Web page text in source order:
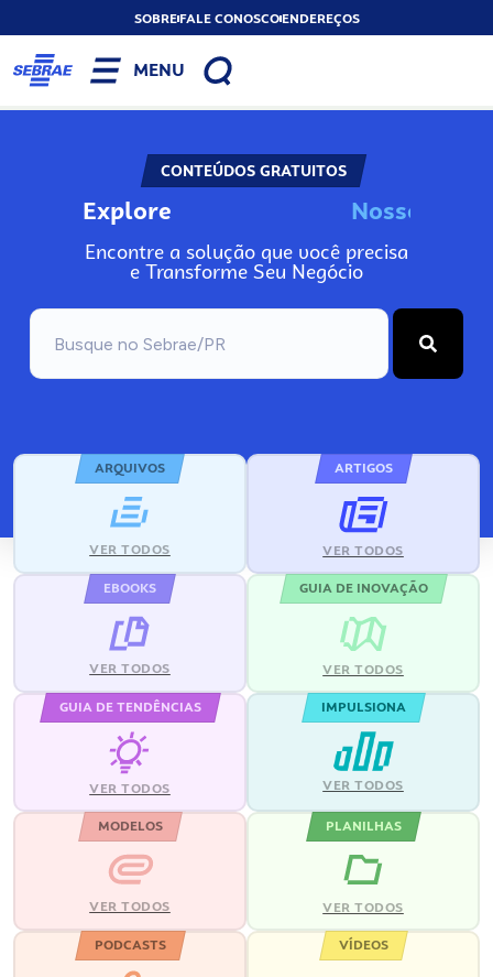
SOBREFALE CONOSCOENDEREÇOS
MENU
CONTEÚDOS GRATUITOS
Explore Noss
Encontre a solução que você precisa
e Transforme Seu Negócio
ARQUIVOS
VER TODOS
ARTIGOS
VER TODOS
EBOOKS
VER TODOS
GUIA DE INOVAÇÃO
VER TODOS
GUIA DE TENDÊNCIAS
VER TODOS
IMPULSIONA
VER TODOS
MODELOS
VER TODOS
PLANILHAS
VER TODOS
PODCASTS VÍDEOS